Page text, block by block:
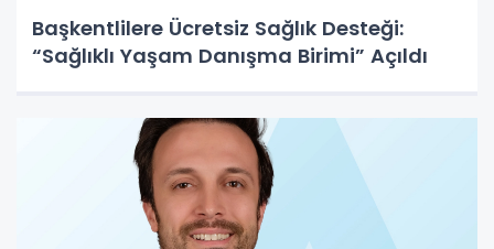
Başkentlilere Ücretsiz Sağlık Desteği:
“Sağlıklı Yaşam Danışma Birimi” Açıldı